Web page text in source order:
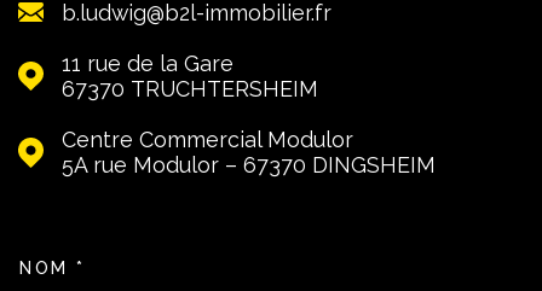
b.ludwig@b2l-immobilier.fr
11 rue de la Gare
67370
TRUCHTERSHEIM
Centre Commercial Modulor
5A rue Modulor – 67370
DINGSHEIM
NOM *